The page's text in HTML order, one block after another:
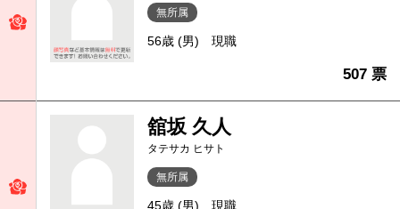
無所属
56歳 (男) 現職
507 票
舘坂 久人
タテサカ ヒサト
無所属
45歳 (男) 現職